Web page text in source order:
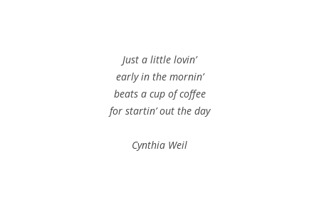
Just a little lovin’
early in the mornin’
beats a cup of coffee
for startin’ out the day
Cynthia Weil